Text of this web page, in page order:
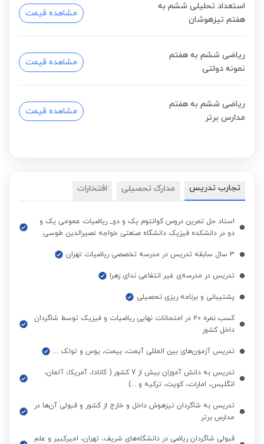
استعداد تحلیلی ششم به
هفتم تیزهوشان
مشاهده قیمت
ریاضی ششم به هفتم
نمونه دولتی
مشاهده قیمت
ریاضی ششم به هفتم
مدارس برتر
مشاهده قیمت
تجارب تدریس مدارک تحصیلی افتخارات
استاد حل تمرین دروس کوانتوم یک و دو_ ریاضیات عمومی یک و
دو در دانشکده فیزیک دانشگاه صنعتی خواجه نصیرالدین طوسی
3 سال سابقه تدریس در مدرسه تخصصی ریاضیات تهران
تدریس در مدرسه‌ی غیر انتفاعی ندای زهرا
پشتیبانی و برنامه ریزی تحصیلی
کسب نمره 20 در امتحانات نهایی ریاضیات و فیزیک توسط شاگردان
داخل کشور
تدریس آزمون‌های بین المللی آیمت، بیمت، یوس و تولک ...
تدریس به دانش آموزان بیش از 7 کشور ( کانادا، آمریکا، آلمان،
انگلیس، امارات، کویت، ترکیه و ...)
تدریس به شاگردان تیزهوش داخل و خارج از کشور و قبولی آن‌ها در
مدارس برتر
قبولی شاگردان ریاضی در دانشگاه‌های شریف، تهران، امیرکبیر و علم